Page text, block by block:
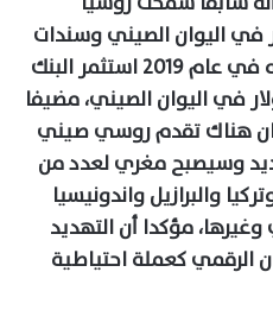
في اليوان الصيني وسندات
الخزانة الصيني، إضافة إلى أنه في عام 2019 استثمر البنك
44 مليار دولار في اليوان الصيني، مضيفا
كان هناك تقدم روسي صيني
وسيصبح مغري لعدد من
والبرازيل واندونيسيا
وغيرها، مؤكدا أن التهديد
الرقمي كعملة احتياطية